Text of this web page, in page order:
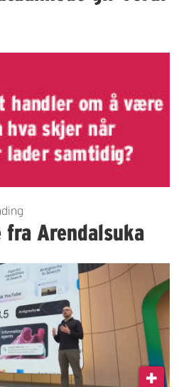
Arendalsuka